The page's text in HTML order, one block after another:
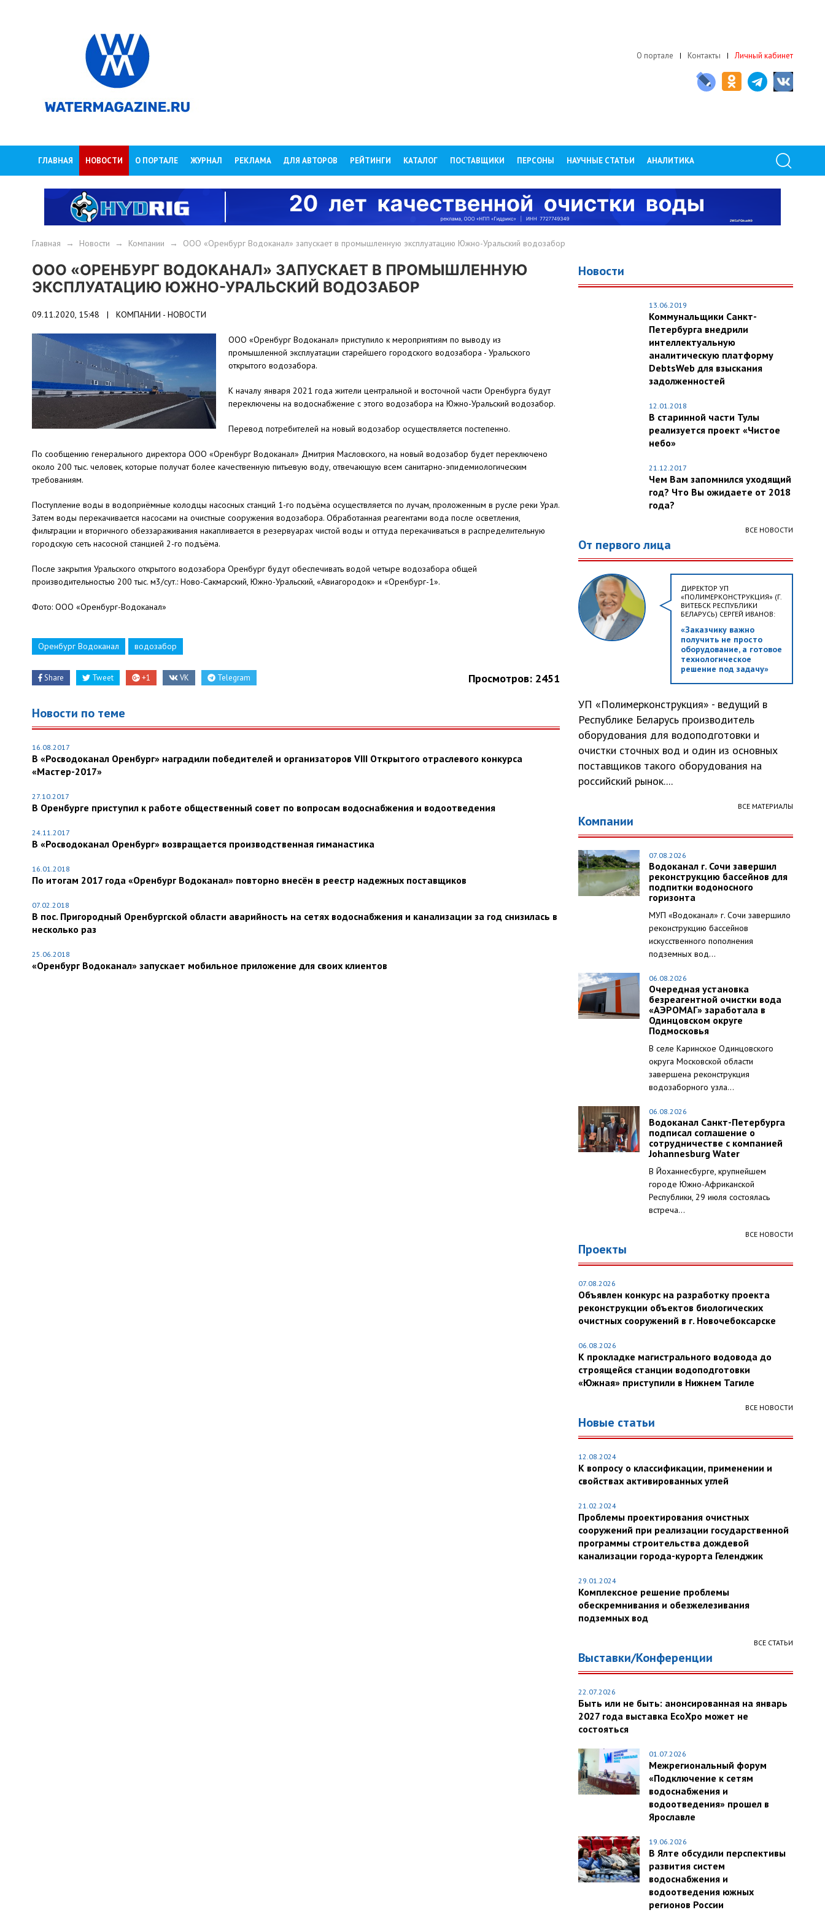
О портале Контакты Личный кабинет
ГЛАВНАЯ НОВОСТИ О ПОРТАЛЕ ЖУРНАЛ РЕКЛАМА ДЛЯ АВТОРОВ РЕЙТИНГИ КАТАЛОГ ПОСТАВЩИКИ ПЕРСОНЫ НАУЧНЫЕ СТАТЬИ АНАЛИТИКА
Главная → Новости → Компании → ООО «Оренбург Водоканал» запускает в промышленную эксплуатацию Южно-Уральский водозабор
ООО «ОРЕНБУРГ ВОДОКАНАЛ» ЗАПУСКАЕТ В ПРОМЫШЛЕННУЮ
ЭКСПЛУАТАЦИЮ ЮЖНО-УРАЛЬСКИЙ ВОДОЗАБОР
09.11.2020, 15:48 | КОМПАНИИ - НОВОСТИ
ООО «Оренбург Водоканал» приступило к мероприятиям по выводу из
промышленной эксплуатации старейшего городского водозабора - Уральского
открытого водозабора.
К началу января 2021 года жители центральной и восточной части Оренбурга будут
переключены на водоснабжение с этого водозабора на Южно-Уральский водозабор.
Перевод потребителей на новый водозабор осуществляется постепенно.
По сообщению генерального директора ООО «Оренбург Водоканал» Дмитрия Масловского, на новый водозабор будет переключено
около 200 тыс. человек, которые получат более качественную питьевую воду, отвечающую всем санитарно-эпидемиологическим
требованиям.
Поступление воды в водоприёмные колодцы насосных станций 1-го подъёма осуществляется по лучам, проложенным в русле реки Урал.
Затем воды перекачивается насосами на очистные сооружения водозабора. Обработанная реагентами вода после осветления,
фильтрации и вторичного обеззараживания накапливается в резервуарах чистой воды и оттуда перекачиваться в распределительную
городскую сеть насосной станцией 2-го подъёма.
После закрытия Уральского открытого водозабора Оренбург будут обеспечивать водой четыре водозабора общей
производительностью 200 тыс. м3/сут.: Ново-Сакмарский, Южно-Уральский, «Авиагородок» и «Оренбург-1».
Фото: ООО «Оренбург-Водоканал»
Оренбург Водоканал водозабор
Share Tweet +1 VK Telegram Просмотров: 2451
Новости по теме
16.08.2017
В «Росводоканал Оренбург» наградили победителей и организаторов VIII Открытого отраслевого конкурса
«Мастер-2017»
27.10.2017
В Оренбурге приступил к работе общественный совет по вопросам водоснабжения и водоотведения
24.11.2017
В «Росводоканал Оренбург» возвращается производственная гиманастика
16.01.2018
По итогам 2017 года «Оренбург Водоканал» повторно внесён в реестр надежных поставщиков
07.02.2018
В пос. Пригородный Оренбургской области аварийность на сетях водоснабжения и канализации за год снизилась в
несколько раз
25.06.2018
«Оренбург Водоканал» запускает мобильное приложение для своих клиентов
Новости
13.06.2019
Коммунальщики Санкт-
Петербурга внедрили
интеллектуальную
аналитическую платформу
DebtsWeb для взыскания
задолженностей
12.01.2018
В старинной части Тулы
реализуется проект «Чистое
небо»
21.12.2017
Чем Вам запомнился уходящий
год? Что Вы ожидаете от 2018
года?
ВСЕ НОВОСТИ
От первого лица
ДИРЕКТОР УП
«ПОЛИМЕРКОНСТРУКЦИЯ» (Г.
ВИТЕБСК РЕСПУБЛИКИ
БЕЛАРУСЬ) СЕРГЕЙ ИВАНОВ:
«Заказчику важно
получить не просто
оборудование, а готовое
технологическое
решение под задачу»
УП «Полимерконструкция» - ведущий в
Республике Беларусь производитель
оборудования для водоподготовки и
очистки сточных вод и один из основных
поставщиков такого оборудования на
российский рынок....
ВСЕ МАТЕРИАЛЫ
Компании
07.08.2026
Водоканал г. Сочи завершил
реконструкцию бассейнов для
подпитки водоносного
горизонта
МУП «Водоканал» г. Сочи завершило
реконструкцию бассейнов
искусственного пополнения
подземных вод...
06.08.2026
Очередная установка
безреагентной очистки вода
«АЭРОМАГ» заработала в
Одинцовском округе
Подмосковья
В селе Каринское Одинцовского
округа Московской области
завершена реконструкция
водозаборного узла...
06.08.2026
Водоканал Санкт-Петербурга
подписал соглашение о
сотрудничестве с компанией
Johannesburg Water
В Йоханнесбурге, крупнейшем
городе Южно-Африканской
Республики, 29 июля состоялась
встреча...
ВСЕ НОВОСТИ
Проекты
07.08.2026
Объявлен конкурс на разработку проекта
реконструкции объектов биологических
очистных сооружений в г. Новочебоксарске
06.08.2026
К прокладке магистрального водовода до
строящейся станции водоподготовки
«Южная» приступили в Нижнем Тагиле
ВСЕ НОВОСТИ
Новые статьи
12.08.2024
К вопросу о классификации, применении и
свойствах активированных углей
21.02.2024
Проблемы проектирования очистных
сооружений при реализации государственной
программы строительства дождевой
канализации города-курорта Геленджик
29.01.2024
Комплексное решение проблемы
обескремнивания и обезжелезивания
подземных вод
ВСЕ СТАТЬИ
Выставки/Конференции
22.07.2026
Быть или не быть: анонсированная на январь
2027 года выставка EcoXpo может не
состояться
01.07.2026
Межрегиональный форум
«Подключение к сетям
водоснабжения и
водоотведения» прошел в
Ярославле
19.06.2026
В Ялте обсудили перспективы
развития систем
водоснабжения и
водоотведения южных
регионов России